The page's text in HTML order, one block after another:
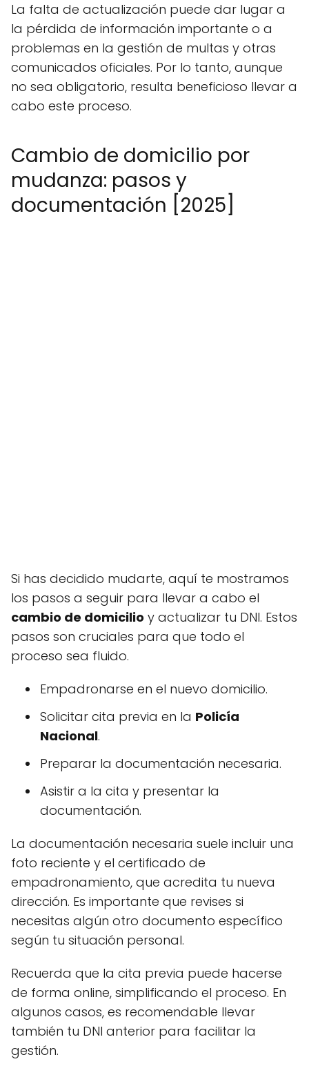
La falta de actualización puede dar lugar a
la pérdida de información importante o a
problemas en la gestión de multas y otras
comunicados oficiales. Por lo tanto, aunque
no sea obligatorio, resulta beneficioso llevar a
cabo este proceso.
Cambio de domicilio por
mudanza: pasos y
documentación [2025]
Si has decidido mudarte, aquí te mostramos
los pasos a seguir para llevar a cabo el
cambio de domicilio y actualizar tu DNI. Estos
pasos son cruciales para que todo el
proceso sea fluido.
Empadronarse en el nuevo domicilio.
Solicitar cita previa en la Policía
Nacional.
Preparar la documentación necesaria.
Asistir a la cita y presentar la
documentación.
La documentación necesaria suele incluir una
foto reciente y el certificado de
empadronamiento, que acredita tu nueva
dirección. Es importante que revises si
necesitas algún otro documento específico
según tu situación personal.
Recuerda que la cita previa puede hacerse
de forma online, simplificando el proceso. En
algunos casos, es recomendable llevar
también tu DNI anterior para facilitar la
gestión.